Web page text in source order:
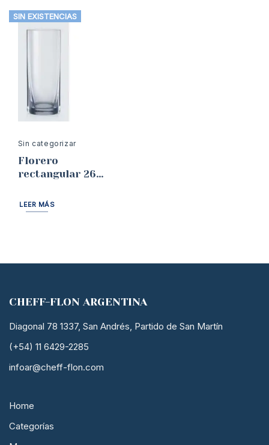
SIN EXISTENCIAS
Sin categorizar
Florero
rectangular 26
LEER MÁS
CHEFF-FLON ARGENTINA
Diagonal 78 1337, San Andrés, Partido de San Martín
(+54) 11 6429-2285
infoar@cheff-flon.com
Home
Categorías